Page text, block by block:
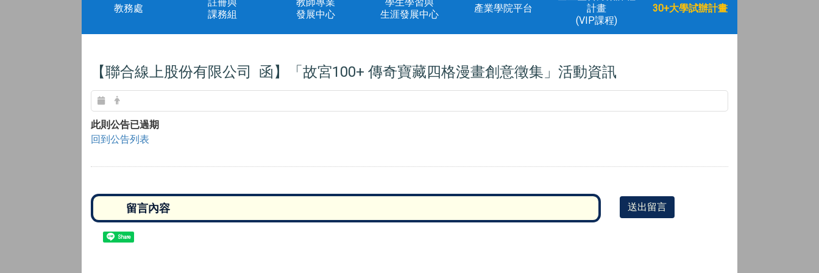
教務處
課務組
發展中心
生涯發展中心
產業學院平台
計畫
(VIP課程)
30+大學試辦計畫
【聯合線上股份有限公司 函】「故宮100+ 傳奇寶藏四格漫畫創意徵集」活動資訊
此則公告已過期
回到公告列表
送出留言
Share